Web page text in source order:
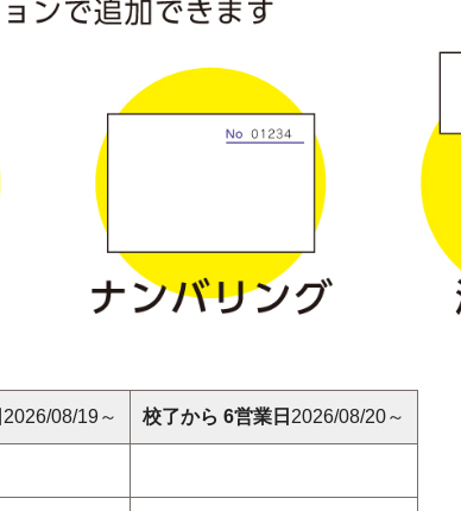
2026/08/19～ 校了から 6営業日 2026/08/20～